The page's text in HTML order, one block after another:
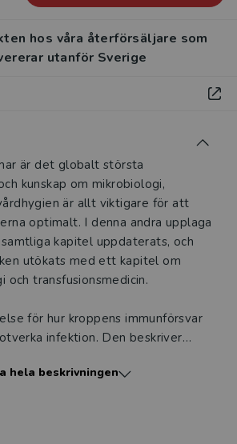
hos våra återförsäljare som
utanför Sverige
är det globalt största
kunskap om mikrobiologi,
är allt viktigare för att
optimalt. I denna andra upplaga
kapitel uppdaterats, och
utökats med ett kapitel om
och transfusionsmedicin.
för hur kroppens immunförsvar
infektion. Den beskriver
de använder för att orsaka
hela beskrivningen